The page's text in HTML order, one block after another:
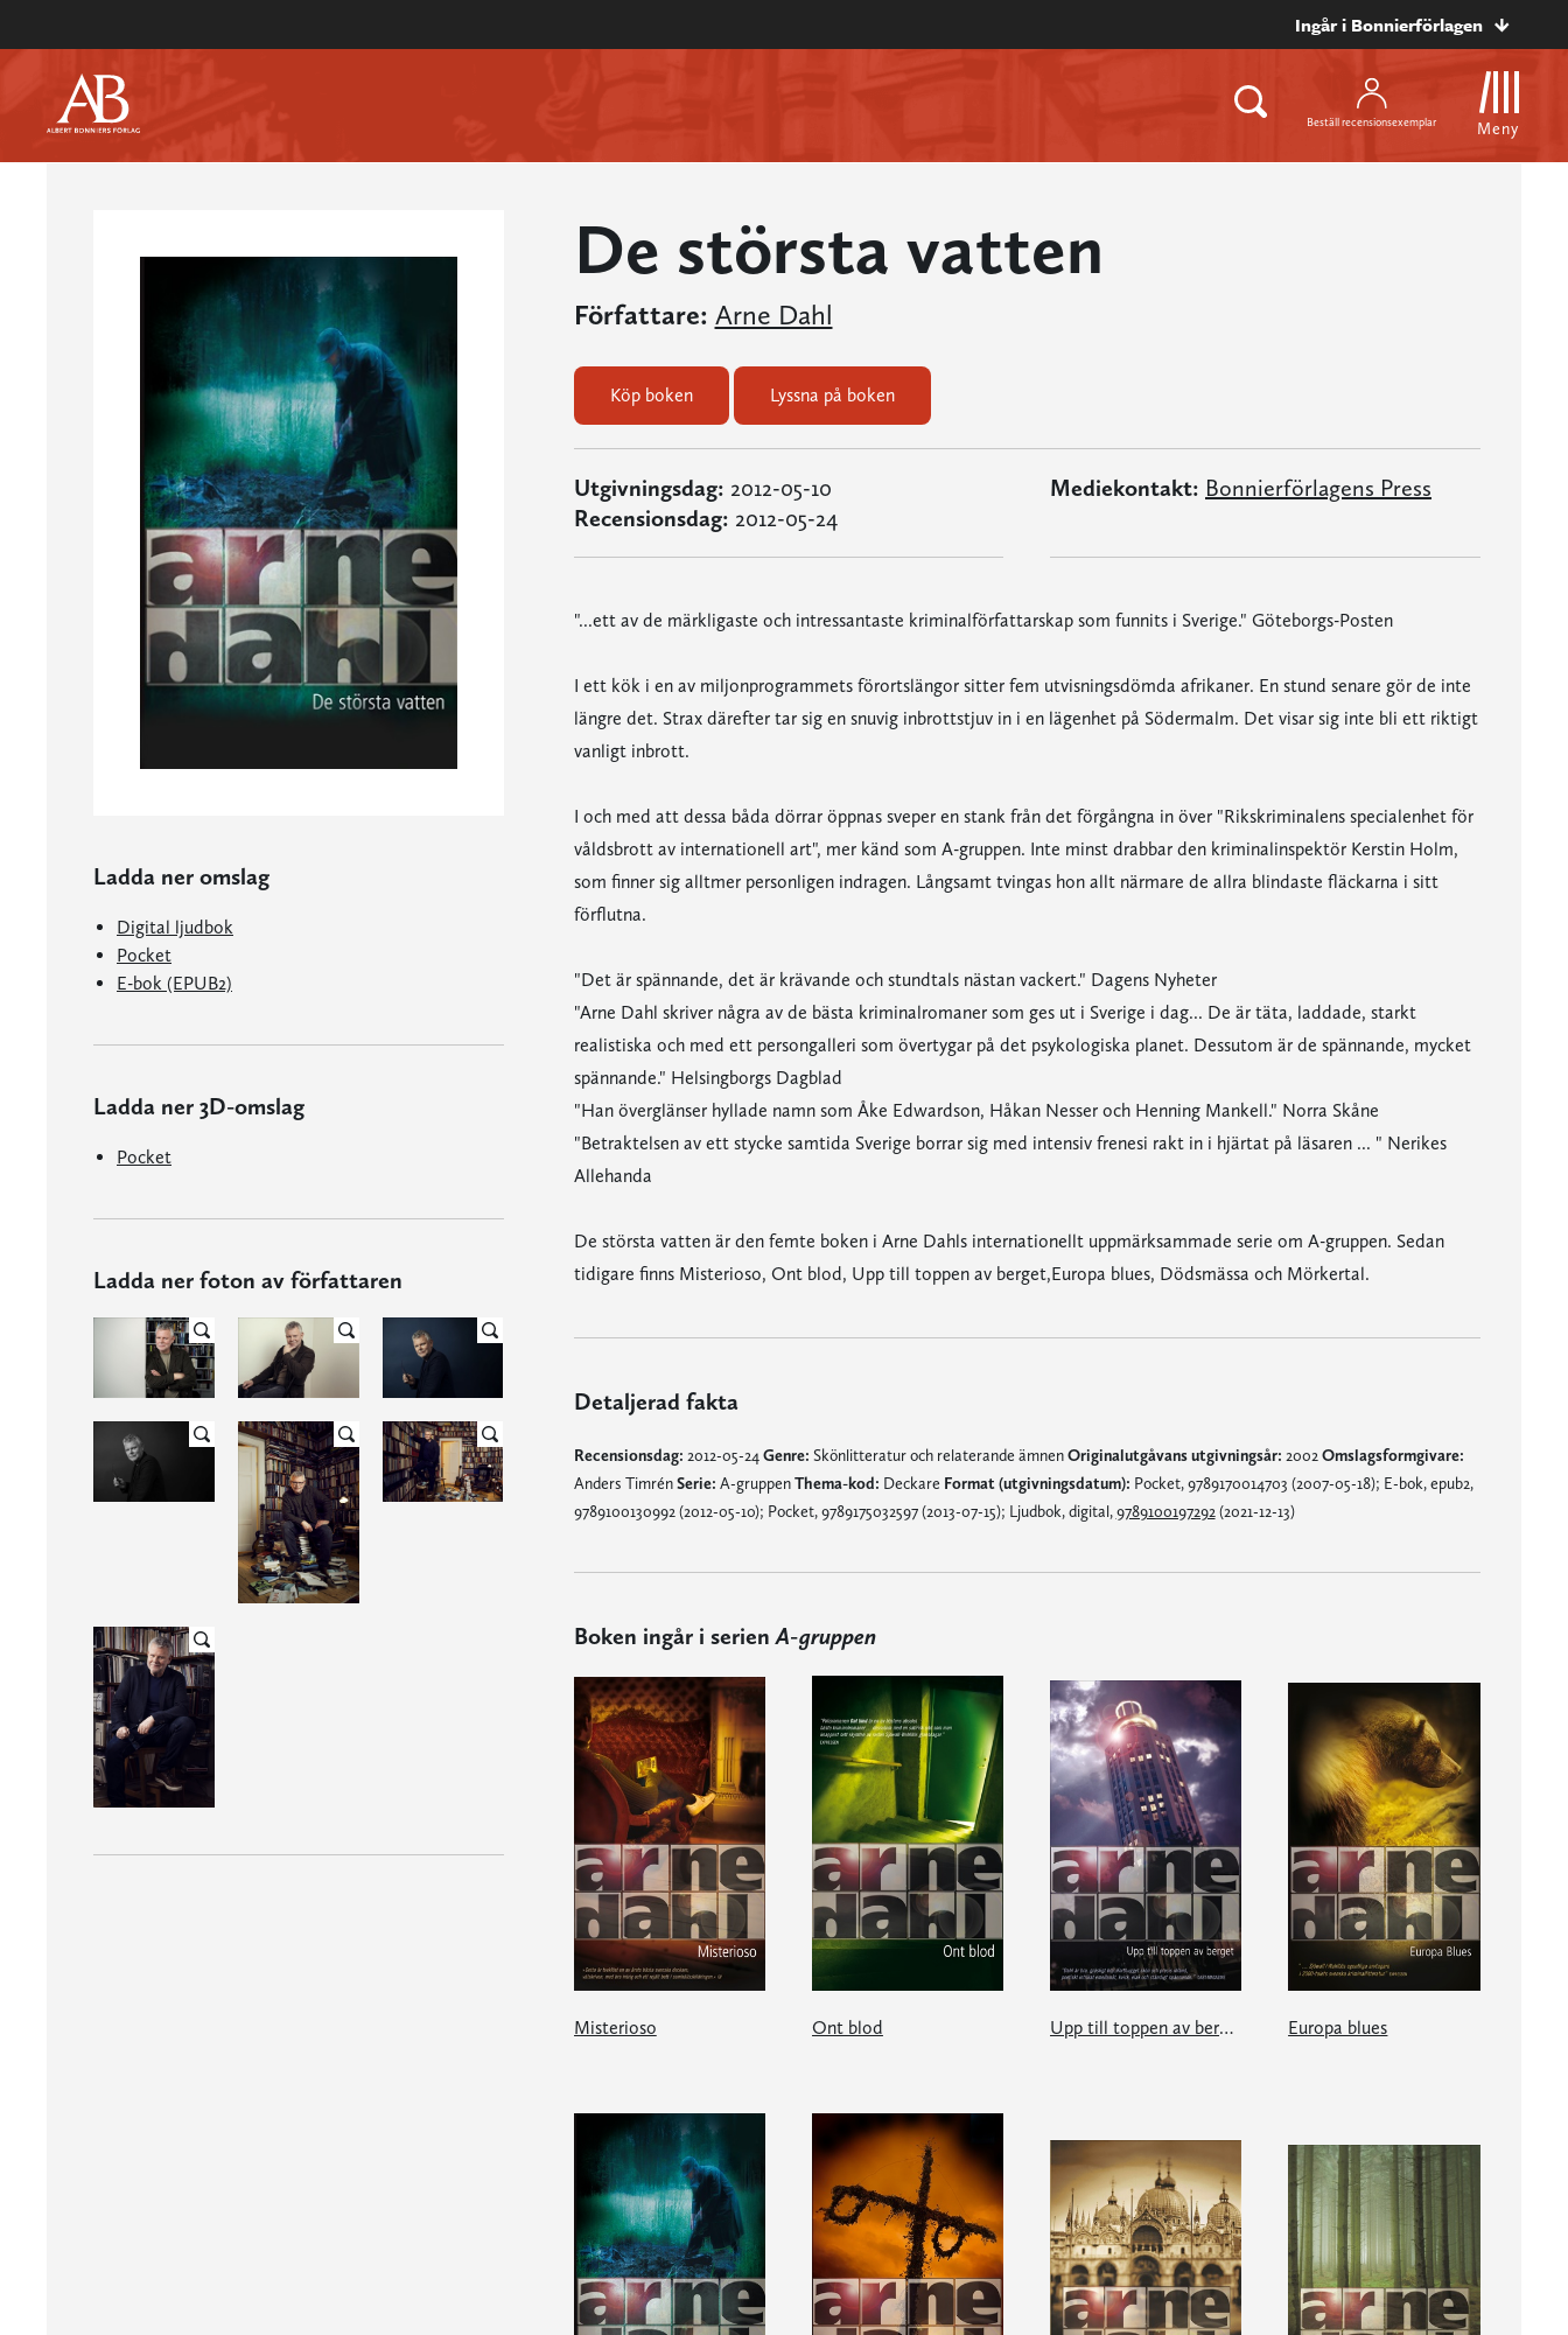
Ingår i Bonnierförlagen
Beställ recensionsexemplar Meny
Ladda ner omslag
Digital ljudbok
Pocket
E-bok (EPUB2)
Ladda ner 3D-omslag
Pocket
Ladda ner foton av författaren
De största vatten
Författare: Arne Dahl
Köp boken Lyssna på boken
Utgivningsdag: 2012-05-10
Recensionsdag: 2012-05-24
Mediekontakt: Bonnierförlagens Press
"...ett av de märkligaste och intressantaste kriminalförfattarskap som funnits i Sverige." Göteborgs-Posten
I ett kök i en av miljonprogrammets förortslängor sitter fem utvisningsdömda afrikaner. En stund senare gör de inte
längre det. Strax därefter tar sig en snuvig inbrottstjuv in i en lägenhet på Södermalm. Det visar sig inte bli ett riktigt
vanligt inbrott.
I och med att dessa båda dörrar öppnas sveper en stank från det förgångna in över "Rikskriminalens specialenhet för
våldsbrott av internationell art", mer känd som A-gruppen. Inte minst drabbar den kriminalinspektör Kerstin Holm,
som finner sig alltmer personligen indragen. Långsamt tvingas hon allt närmare de allra blindaste fläckarna i sitt
förflutna.
"Det är spännande, det är krävande och stundtals nästan vackert." Dagens Nyheter
"Arne Dahl skriver några av de bästa kriminalromaner som ges ut i Sverige i dag... De är täta, laddade, starkt
realistiska och med ett persongalleri som övertygar på det psykologiska planet. Dessutom är de spännande, mycket
spännande." Helsingborgs Dagblad
"Han överglänser hyllade namn som Åke Edwardson, Håkan Nesser och Henning Mankell." Norra Skåne
"Betraktelsen av ett stycke samtida Sverige borrar sig med intensiv frenesi rakt in i hjärtat på läsaren ... " Nerikes
Allehanda
De största vatten är den femte boken i Arne Dahls internationellt uppmärksammade serie om A-gruppen. Sedan
tidigare finns Misterioso, Ont blod, Upp till toppen av berget,Europa blues, Dödsmässa och Mörkertal.
Detaljerad fakta
Recensionsdag: 2012-05-24 Genre: Skönlitteratur och relaterande ämnenOriginalutgåvans utgivningsår: 2002 Omslagsformgivare:
Anders TimrénSerie: A-gruppenThema-kod: Deckare Format (utgivningsdatum): Pocket, 9789170014703 (2007-05-18); E-bok, epub2,
9789100130992 (2012-05-10); Pocket, 9789175032597 (2013-07-15); Ljudbok, digital,9789100197292 (2021-12-13)
Boken ingår i serienA-gruppen
Misterioso Ont blod Upp till toppen av berget Europa blues